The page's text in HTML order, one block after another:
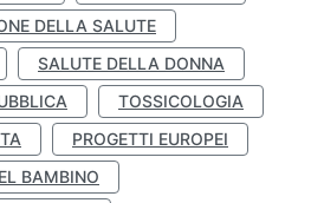
DELLA SALUTE
SALUTE DELLA DONNA
TOSSICOLOGIA
PROGETTI EUROPEI
BAMBINO